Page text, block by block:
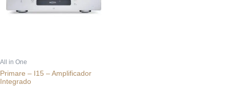
All in One
Primare – I15 – Amplificador
Integrado
opciones
la
página